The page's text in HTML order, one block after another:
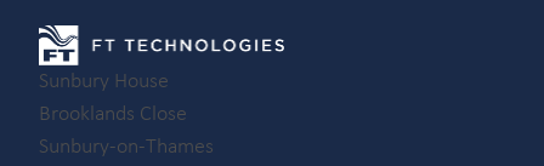
Sunbury House
Brooklands Close
Sunbury-on-Thames